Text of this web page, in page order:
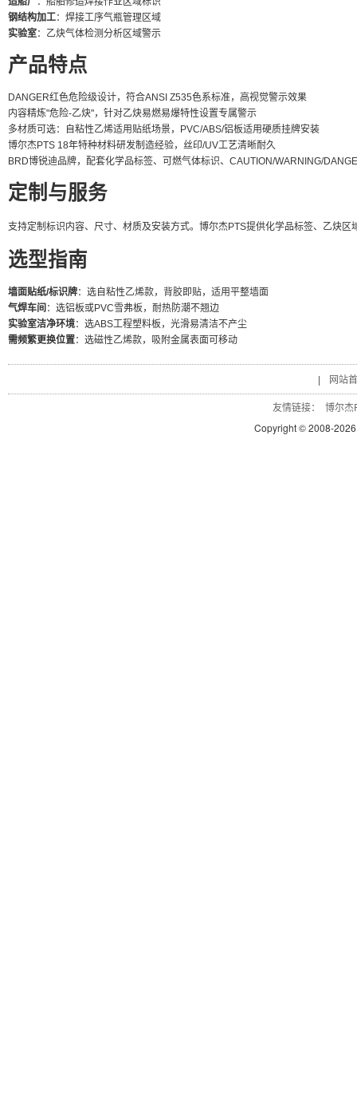
钢结构加工：焊接工序气瓶管理区域
实验室：乙炔气体检测分析区域警示
产品特点
DANGER红色危险级设计，符合ANSI Z535色系标准，高视觉警示效果
内容精炼"危险-乙炔"，针对乙炔易燃易爆特性设置专属警示
多材质可选：自粘性乙烯适用贴纸场景，PVC/ABS/铝板适用硬质挂牌安装
博尔杰PTS 18年特种材料研发制造经验，丝印/UV工艺清晰耐久
BRD博锐迪品牌，配套化学品标签、可燃气体标识、CAUTION/WARNING/
定制与服务
支持定制标识内容、尺寸、材质及安装方式。博尔杰PTS提供化学品标签、乙炔
选型指南
墙面贴纸/标识牌：选自粘性乙烯款，背胶即贴，适用平整墙面
气焊车间 ：选铝板或PVC雪弗板，耐热防潮不翘边
实验室洁净环境：选ABS工程塑料板，光滑易清洁不产尘
需频繁更换位置：选磁性乙烯款，吸附金属表面可移动
| 网站
友情链接：
博尔杰
Copyright © 2008-2026